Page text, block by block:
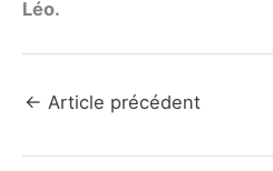
Léo.
← Article précédent